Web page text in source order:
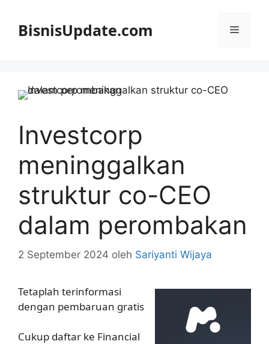
BisnisUpdate.com Menu
Investcorp
meninggalkan
struktur co-CEO
dalam perombakan
2 September 2024 oleh Sariyanti Wijaya
Tetaplah terinformasi
dengan pembaruan gratis
Cukup daftar ke Financial